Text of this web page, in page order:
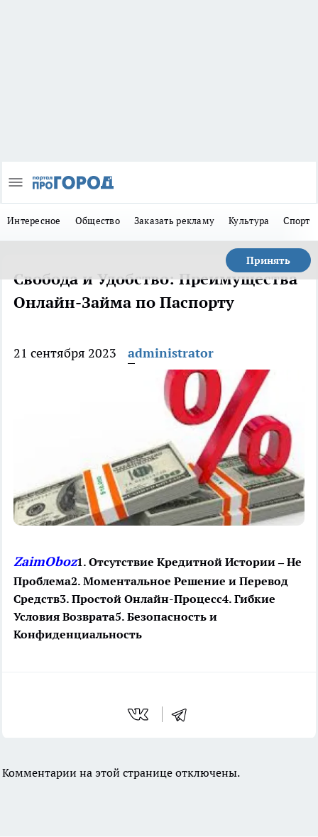
Интересное Общество Заказать рекламу Культура Спорт
Принять
Свобода и Удобство: Преимущества
Онлайн-Займа по Паспорту
21 сентября 2023 administrator
ZaimOboz1. Отсутствие Кредитной Истории – Не
Проблема2. Моментальное Решение и Перевод
Средств3. Простой Онлайн-Процесс4. Гибкие
Условия Возврата5. Безопасность и
Конфиденциальность
Комментарии на этой странице отключены.